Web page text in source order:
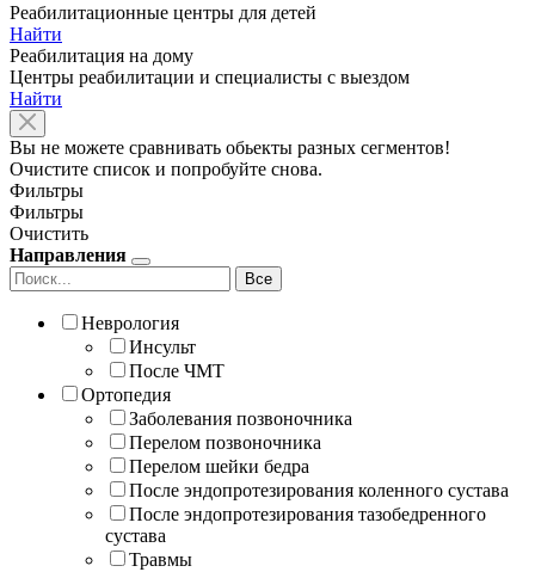
Реабилитационные центры для детей
Найти
Реабилитация на дому
Центры реабилитации и специалисты с выездом
Найти
Вы не можете сравнивать обьекты разных сегментов!
Очистите список и попробуйте снова.
Фильтры
Фильтры
Очистить
Направления
Все
Неврология
Инсульт
После ЧМТ
Ортопедия
Заболевания позвоночника
Перелом позвоночника
Перелом шейки бедра
После эндопротезирования коленного сустава
После эндопротезирования тазобедренного
сустава
Травмы